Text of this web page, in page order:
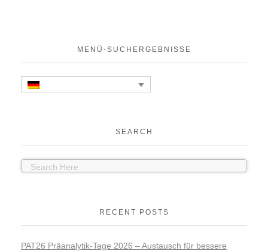
MENÜ-SUCHERGEBNISSE
SEARCH
RECENT POSTS
PAT26 Präanalytik-Tage 2026 – Austausch für bessere